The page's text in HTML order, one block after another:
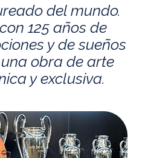
del mundo.
125 años de
y de sueños
obra de arte
y exclusiva.